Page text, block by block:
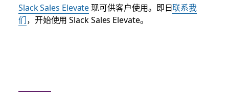
Slack Sales Elevate 现可供客户使用。即日联系我
们，开始使用 Slack Sales Elevate。